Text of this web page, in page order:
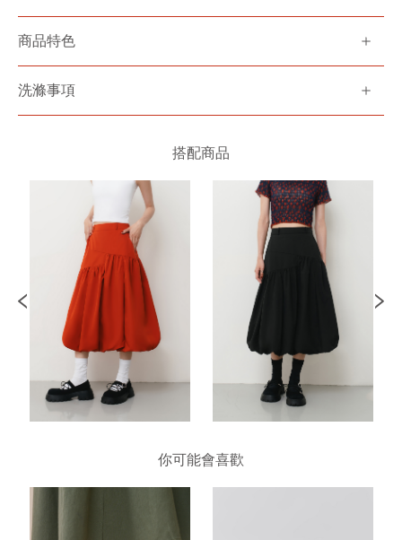
商品特色
洗滌事項
搭配商品
你可能會喜歡